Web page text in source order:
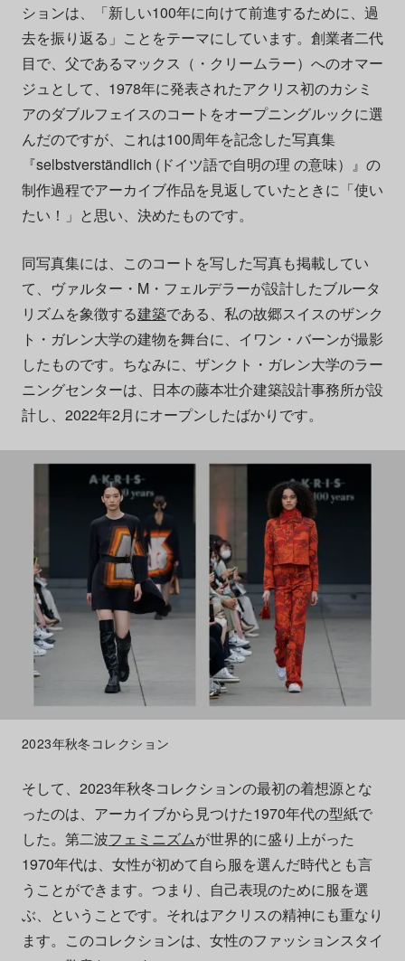
ションは、「新しい100年に向けて前進するために、過
去を振り返る」ことをテーマにしています。創業者二代
目で、父であるマックス（・クリームラー）へのオマー
ジュとして、1978年に発表されたアクリス初のカシミ
アのダブルフェイスのコートをオープニングルックに選
んだのですが、これは100周年を記念した写真集
『selbstverständlich (ドイツ語で自明の理 の意味）』の
制作過程でアーカイブ作品を見返していたときに「使い
たい！」と思い、決めたものです。
同写真集には、このコートを写した写真も掲載してい
て、ヴァルター・M・フェルデラーが設計したブルータ
リズムを象徴する建築である、私の故郷スイスのザンク
ト・ガレン大学の建物を舞台に、イワン・バーンが撮影
したものです。ちなみに、ザンクト・ガレン大学のラー
ニングセンターは、日本の藤本壮介建築設計事務所が設
計し、2022年2月にオープンしたばかりです。
2023年秋冬コレクション
そして、2023年秋冬コレクションの最初の着想源とな
ったのは、アーカイブから見つけた1970年代の型紙で
した。第二波フェミニズムが世界的に盛り上がった
1970年代は、女性が初めて自ら服を選んだ時代とも言
うことができます。つまり、自己表現のために服を選
ぶ、ということです。それはアクリスの精神にも重なり
ます。このコレクションは、女性のファッションスタイ